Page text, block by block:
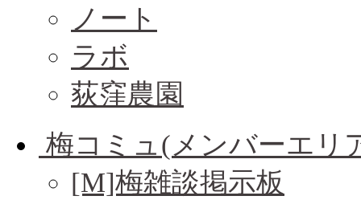
ノート
ラボ
荻窪農園
梅コミュ(メンバーエリ
[M]梅雑談掲示板